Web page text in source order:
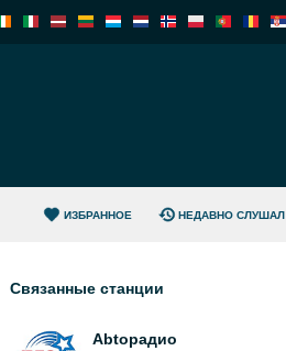
ИЗБРАННОЕ НЕДАВНО СЛУШАЛ
Связанные станции
Abtoрадио